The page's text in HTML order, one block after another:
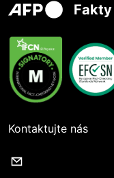
Fakty
Kontaktujte nás